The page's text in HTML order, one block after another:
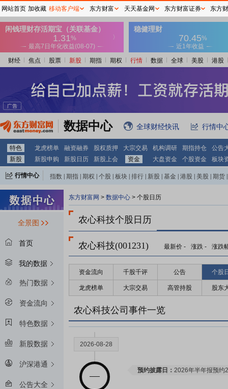
财经 焦点 股票 新股 期指 期权 行情 数据 全球 美股 港股
数据中心 全球财经快讯 行情中
特色 龙虎榜单 融资融券 股权质押 大宗交易 机构调研 期指持仓
公告
新股
新股申购 新股日历 新股上会 资金 大盘资金 个股资金 板块
行情中心 指数 期指 期权 个股 板块 排行 新股 基金 港股 美股 期货
全景图
首页
我的数据
热门数据
资金流向
特色数据
新股数据
沪深港通
公告大全
东方财富网 > 数据中心 > 个股日历
农心科技个股日历
农心科技(001231) 最新价 - 涨跌 - 涨跌
资金流向 千股千评 公告 个股
龙虎榜单 大宗交易 高管持股 股东
农心科技公司事件一览
2028-04-10
2028-03-30
限售解禁日：2028年03月30日
2027-04-08
2027-03-30
限售解禁日：
2026-08-28
预约披露日： 2026年半年报预约
网站首页 加收藏 移动客户端 东方财富 天天基金网 东方财富证券 东方